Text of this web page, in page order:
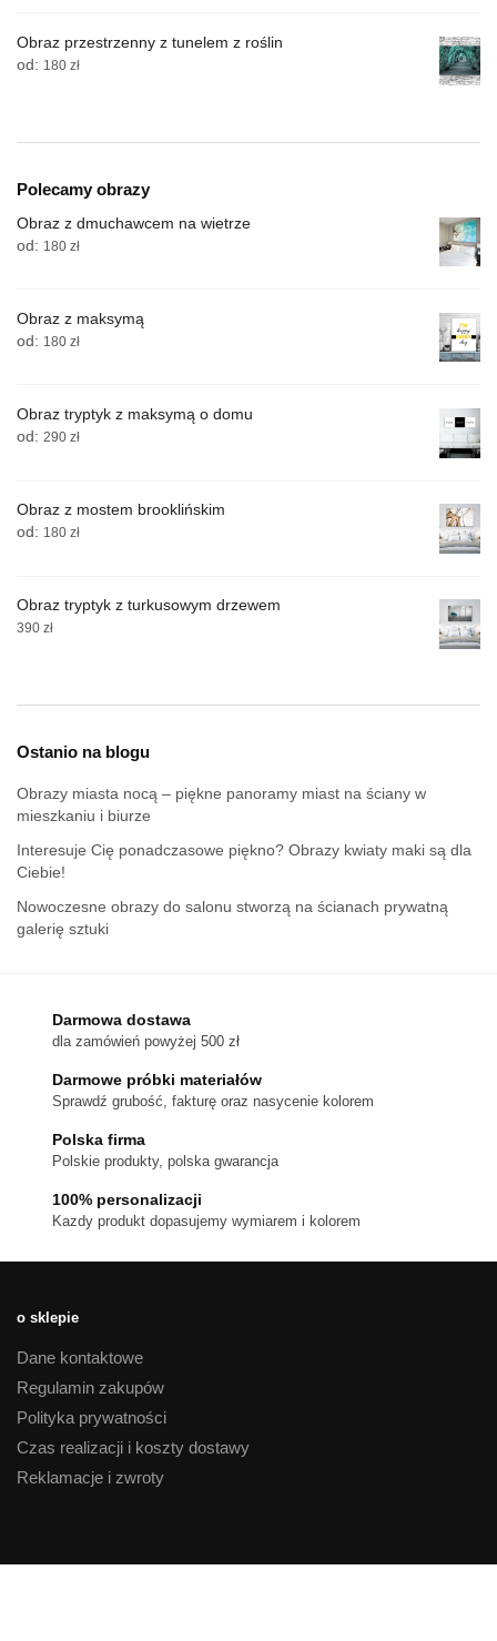
Obraz przestrzenny z tunelem z roślin
od: 180 zł
Polecamy obrazy
Obraz z dmuchawcem na wietrze
od: 180 zł
Obraz z maksymą
od: 180 zł
Obraz tryptyk z maksymą o domu
od: 290 zł
Obraz z mostem brooklińskim
od: 180 zł
Obraz tryptyk z turkusowym drzewem
390 zł
Ostanio na blogu
Obrazy miasta nocą – piękne panoramy miast na ściany w
mieszkaniu i biurze
Interesuje Cię ponadczasowe piękno? Obrazy kwiaty maki są dla
Ciebie!
Nowoczesne obrazy do salonu stworzą na ścianach prywatną
galerię sztuki
Darmowa dostawa
dla zamówień powyżej 500 zł
Darmowe próbki materiałów
Sprawdź grubość, fakturę oraz nasycenie kolorem
Polska firma
Polskie produkty, polska gwarancja
100% personalizacji
Kazdy produkt dopasujemy wymiarem i kolorem
o sklepie
Dane kontaktowe
Regulamin zakupów
Polityka prywatności
Czas realizacji i koszty dostawy
Reklamacje i zwroty